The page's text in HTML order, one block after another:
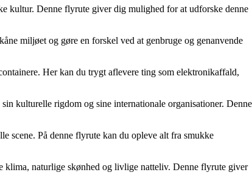
kultur. Denne flyrute giver dig mulighed for at udforske denne
miljøet og gøre en forskel ved at genbruge og genanvende
Her kan du trygt aflevere ting som elektronikaffald,
kulturelle rigdom og sine internationale organisationer. Denne
scene. På denne flyrute kan du opleve alt fra smukke
klima, naturlige skønhed og livlige natteliv. Denne flyrute giver